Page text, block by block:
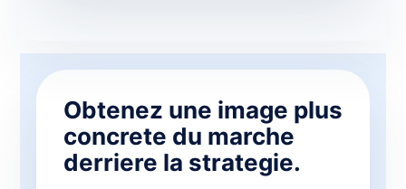
Obtenez une image plus
concrete du marche
derriere la strategie.